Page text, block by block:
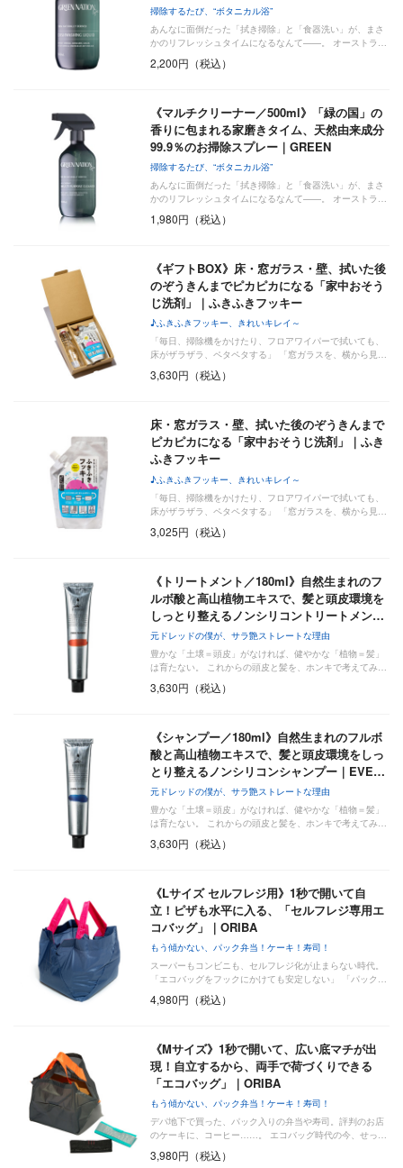
掃除するたび、“ボタニカル浴”
あんなに面倒だった「拭き掃除」と「食器洗い」が、まさ
かのリフレッシュタイムになるなんて——。 オーストラ…
2,200円（税込）
《マルチクリーナー／500ml》「緑の国」の
香りに包まれる家磨きタイム、天然由来成分
99.9％のお掃除スプレー｜GREEN
NATION…
掃除するたび、“ボタニカル浴”
あんなに面倒だった「拭き掃除」と「食器洗い」が、まさ
かのリフレッシュタイムになるなんて——。 オーストラ…
1,980円（税込）
《ギフトBOX》床・窓ガラス・壁、拭いた後
のぞうきんまでピカピカになる「家中おそう
じ洗剤」｜ふきふきフッキー
♪ふきふきフッキー、きれいキレイ～
「毎日、掃除機をかけたり、フロアワイパーで拭いても、
床がザラザラ、ペタペタする」 「窓ガラスを、横から見…
3,630円（税込）
床・窓ガラス・壁、拭いた後のぞうきんまで
ピカピカになる「家中おそうじ洗剤」｜ふき
ふきフッキー
♪ふきふきフッキー、きれいキレイ～
「毎日、掃除機をかけたり、フロアワイパーで拭いても、
床がザラザラ、ペタペタする」 「窓ガラスを、横から見…
3,025円（税込）
《トリートメント／180ml》自然生まれのフ
ルボ酸と高山植物エキスで、髪と頭皮環境を
しっとり整えるノンシリコントリートメン…
元ドレッドの僕が、サラ艶ストレートな理由
豊かな「土壌＝頭皮」がなければ、健やかな「植物＝髪」
は育たない。 これからの頭皮と髪を、ホンキで考えてみ…
3,630円（税込）
《シャンプー／180ml》自然生まれのフルボ
酸と高山植物エキスで、髪と頭皮環境をしっ
とり整えるノンシリコンシャンプー｜EVE…
元ドレッドの僕が、サラ艶ストレートな理由
豊かな「土壌＝頭皮」がなければ、健やかな「植物＝髪」
は育たない。 これからの頭皮と髪を、ホンキで考えてみ…
3,630円（税込）
《Lサイズ セルフレジ用》1秒で開いて自
立！ピザも水平に入る、「セルフレジ専用エ
コバッグ」｜ORIBA
もう傾かない、パック弁当！ケーキ！寿司！
スーパーもコンビニも、セルフレジ化が止まらない時代。
「エコバッグをフックにかけても安定しない」 「パック…
4,980円（税込）
《Mサイズ》1秒で開いて、広い底マチが出
現！自立するから、両手で荷づくりできる
「エコバッグ」｜ORIBA
もう傾かない、パック弁当！ケーキ！寿司！
デパ地下で買った、パック入りの弁当や寿司。評判のお店
のケーキに、コーヒー……。 エコバッグ時代の今、せっ…
3,980円（税込）